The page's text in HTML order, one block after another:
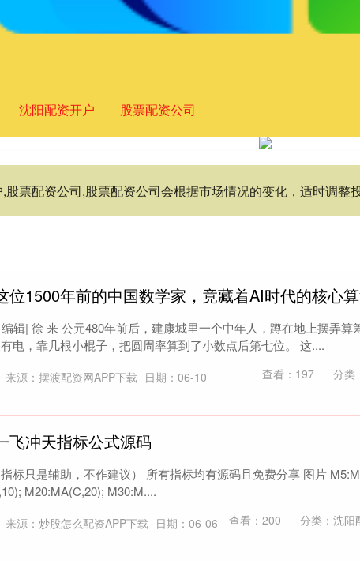
沈阳配资开户 股票配资公司
票配资公司,股票配资公司会根据市场情况的变化，适时调整
位1500年前的中国数学家，竟藏着AI时代的核心
辑| 徐 来 公元480年前后，建康城里一个中年人，蹲在地上摆弄算
电，靠几根小棍子，把圆周率算到了小数点后第七位。 这....
来源：摆渡配资网APP下载 日期：06-10 查看： 197 分类
飞冲天指标公式源码
标只是辅助，不作建议） 所有指标均有源码且免费分享 图片
M20:MA(C,20); M30:M....
来源：炒股怎么配资APP下载 日期：06-06 查看： 200 分类： 沈阳